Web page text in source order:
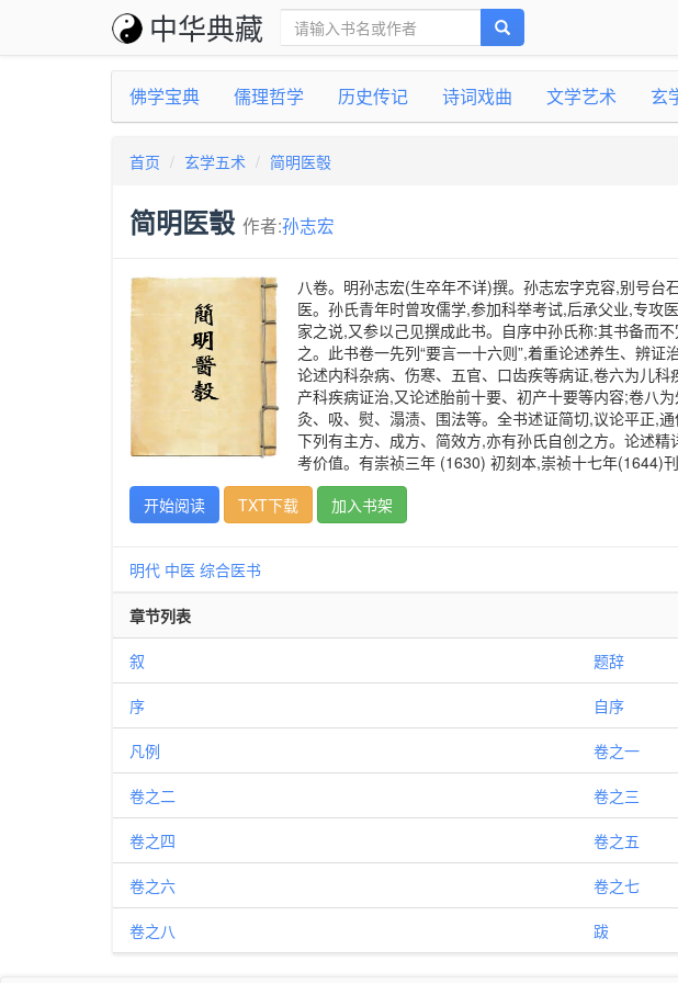
中华典藏
佛学宝典 儒理哲学 历史传记 诗词戏曲 文学艺术 玄
首页 玄学五术 简明医彀
简明医彀 作者:孙志宏
八卷。明孙志宏(生卒年不详)撰。孙志宏字克容,别号台
医。孙氏青年时曾攻儒学,参加科举考试,后承父业,专攻
家之说,又参以己见撰成此书。自序中孙氏称:其书备而
之。此书卷一先列“要言一十六则”,着重论述养生、辨
论述内科杂病、伤寒、五官、口齿疾等病证,卷六为儿
产科疾病证治,又论述胎前十要、初产十要等内容;卷八
灸、吸、熨、溻渍、围法等。全书述证简切,议论平正,
下列有主方、成方、简效方,亦有孙氏自创之方。论述
考价值。有崇祯三年 (1630) 初刻本,崇祯十七年(1644)
开始阅读
TXT下载 加入书架
明代 中医 综合医书
章节列表
叙 题辞
序 自序
凡例 卷之一
卷之二 卷之三
卷之四 卷之五
卷之六 卷之七
卷之八 跋